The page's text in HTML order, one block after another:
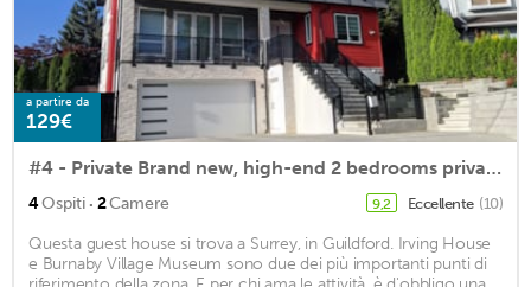
a partire da
129€
#4 - Private Brand new, high-end 2 bedrooms private suite
4Ospiti · 2Camere 9,2 Eccellente (10)
Questa guest house si trova a Surrey, in Guildford. Irving House
e Burnaby Village Museum sono due dei più importanti punti di